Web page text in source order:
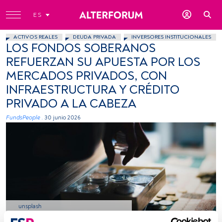
ES
ACTIVOS REALES DEUDA PRIVADA INVERSORES INSTITUCIONALES
LOS FONDOS SOBERANOS
REFUERZAN SU APUESTA POR LOS
MERCADOS PRIVADOS, CON
INFRAESTRUCTURA Y CRÉDITO
PRIVADO A LA CABEZA
FundsPeople . 30 junio 2026
unsplash